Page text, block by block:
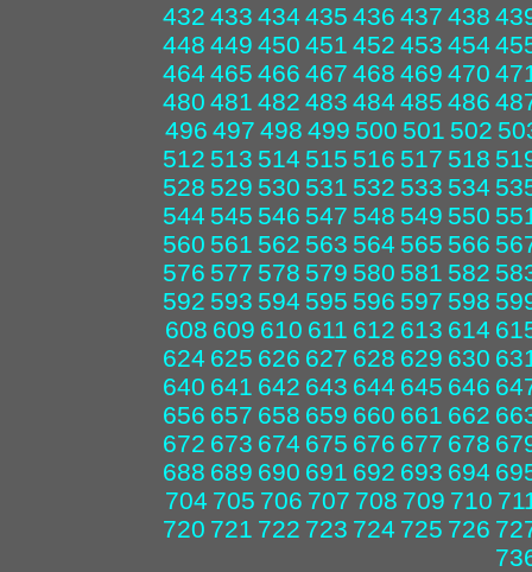
432 433 434 435 436 437 438
448 449 450 451 452 453 454
464 465 466 467 468 469 470
480 481 482 483 484 485 486
496 497 498 499 500 501 502
512 513 514 515 516 517 518
528 529 530 531 532 533 534
544 545 546 547 548 549 550
560 561 562 563 564 565 566
576 577 578 579 580 581 582
592 593 594 595 596 597 598
608 609 610 611 612 613 614
624 625 626 627 628 629 630
640 641 642 643 644 645 646
656 657 658 659 660 661 662
672 673 674 675 676 677 678
688 689 690 691 692 693 694
704 705 706 707 708 709 710
720 721 722 723 724 725 726